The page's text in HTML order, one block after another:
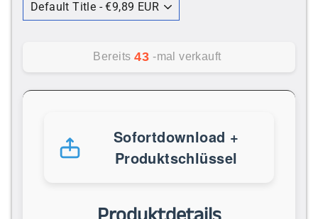
Bereits 43 -mal verkauft
Sofortdownload +
Produktschlüssel